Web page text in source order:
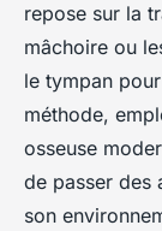
repose sur la
mâchoire ou
le tympan
méthode,
osseuse
de passer des
son